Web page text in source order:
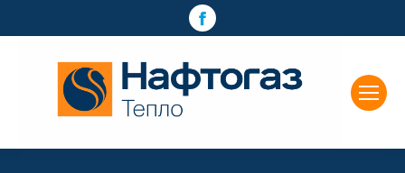
Facebook
opens
window